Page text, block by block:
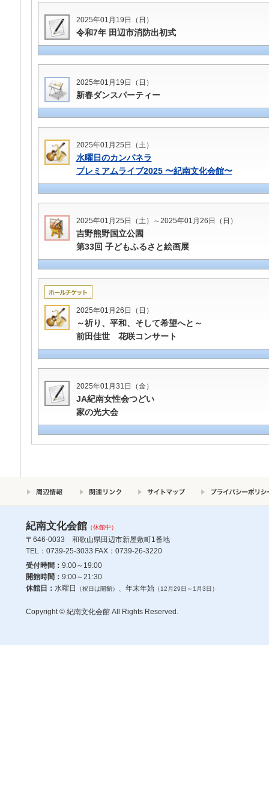
2025年01月19日（日）
令和7年 田辺市消防出初式
2025年01月19日（日）
新春ダンスパーティー
2025年01月25日（土）
水曜日のカンパネラ
プレミアムライブ2025 〜紀南文化会館〜
2025年01月25日（土）～2025年01月26日（日）
吉野熊野国立公園
第33回 子どもふるさと絵画展
2025年01月26日（日）
～祈り、平和、そして希望へと～
前田佳世 花咲コンサート
2025年01月31日（金）
JA紀南女性会つどい
家の光大会
紀南文化会館 （休館中）
〒646-0033 和歌山県田辺市新屋敷町1番地
TEL：0739-25-3033 FAX：0739-26-3220
受付時間： 9:00～19:00
開館時間： 9:00～21:30
休館日： 水曜日 （祝日は開館） 、年末年始（12月29日～1月3日）
Copyright © 紀南文化会館 All Rights Reserved.